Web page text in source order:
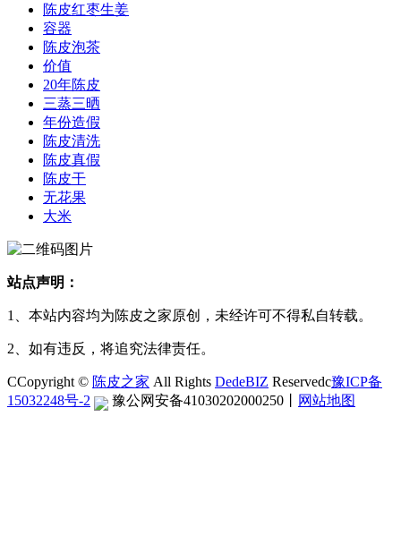
陈皮红枣生姜
容器
陈皮泡茶
价值
20年陈皮
三蒸三晒
年份造假
陈皮清洗
陈皮真假
陈皮干
无花果
大米
站点声明：
1、本站内容均为陈皮之家原创，未经许可不得私自转载。
2、如有违反，将追究法律责任。
CCopyright © 陈皮之家 All Rights DedeBIZ Reservedc豫ICP备
15032248号-2
豫公网安备41030202000250 网站地图